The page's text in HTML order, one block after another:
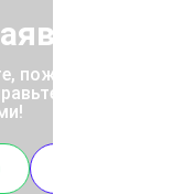
пожалуйста, по
заявку, и мы